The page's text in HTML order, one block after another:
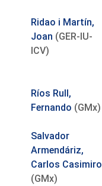
Ridao i Martín,
Joan (GER-IU-
ICV)
Ríos Rull,
Fernando (GMx)
Salvador
Armendáriz,
Carlos Casimiro
(GMx)